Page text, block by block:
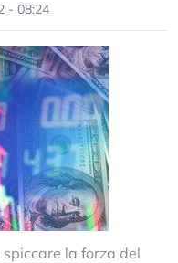
- 08:24
la forza del